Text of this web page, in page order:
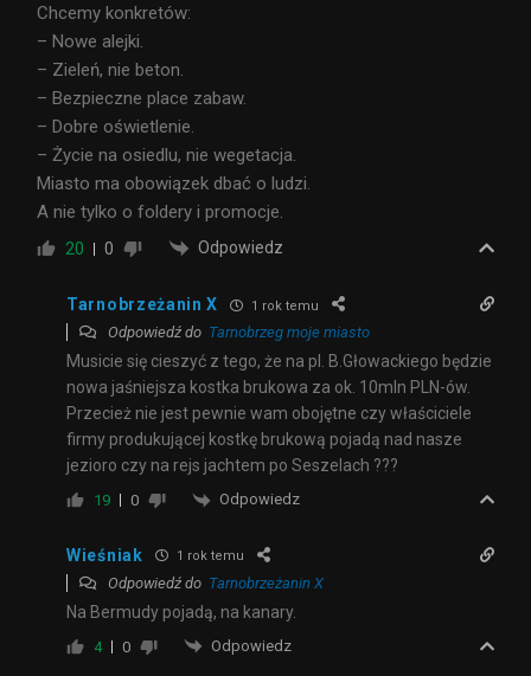
Chcemy konkretów:
– Nowe alejki.
– Zieleń, nie beton.
– Bezpieczne place zabaw.
– Dobre oświetlenie.
– Życie na osiedlu, nie wegetacja.
Miasto ma obowiązek dbać o ludzi.
A nie tylko o foldery i promocje.
20 0 Odpowiedz
Tarnobrzeżanin X 1 rok temu
Odpowiedź do Tarnobrzeg moje miasto
Musicie się cieszyć z tego, że na pl. B.Głowackiego będzie
nowa jaśniejsza kostka brukowa za ok. 10mln PLN-ów.
Przecież nie jest pewnie wam obojętne czy właściciele
firmy produkującej kostkę brukową pojadą nad nasze
jezioro czy na rejs jachtem po Seszelach ???
19 0 Odpowiedz
Wieśniak 1 rok temu
Odpowiedź do Tarnobrzeżanin X
Na Bermudy pojadą, na kanary.
4 0 Odpowiedz